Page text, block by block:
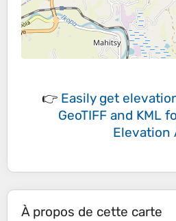
👉 Easily get
GeoTIFF and KML
Elevation
À propos de cette carte